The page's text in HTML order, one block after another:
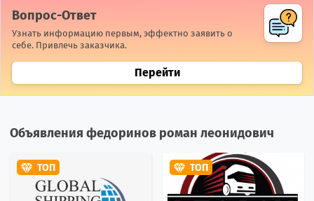
Вопрос-Ответ
Узнать информацию первым, эффектно заявить о
себе. Привлечь заказчика.
Перейти
Объявления федоринов роман леонидович
ТОП ТОП